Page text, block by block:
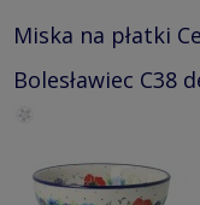
Miska na płatki
Bolesławiec C38